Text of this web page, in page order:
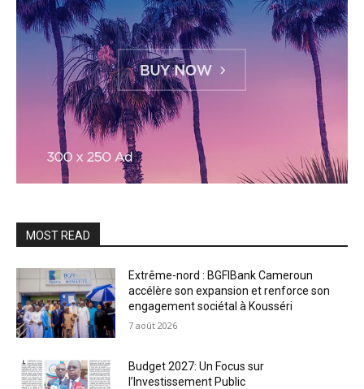
MOST READ
Extrême-nord : BGFIBank Cameroun
accélère son expansion et renforce son
engagement sociétal à Kousséri
7 août 2026
Budget 2027: Un Focus sur
l’Investissement Public